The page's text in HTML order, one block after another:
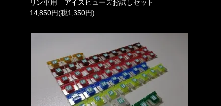
リン車用 アイスヒューズお試しセット
14,850円(税1,350円)